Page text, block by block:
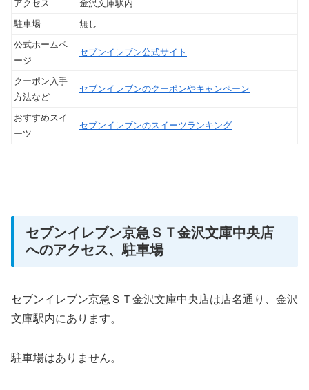
アクセス
金沢文庫駅内
駐車場
無し
公式ホームペ
ージ
セブンイレブン公式サイト
クーポン入手
方法など
セブンイレブンのクーポンやキャンペーン
おすすめスイ
ーツ
セブンイレブンのスイーツランキング
セブンイレブン京急ＳＴ金沢文庫中央店
へのアクセス、駐車場
セブンイレブン京急ＳＴ金沢文庫中央店は店名通り、金沢
文庫駅内にあります。
駐車場はありません。